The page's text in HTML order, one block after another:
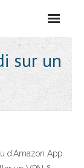
sur un
d'Amazon App